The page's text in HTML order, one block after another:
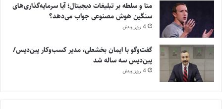
متا و سلطه بر تبلیغات دیجیتال؛ آیا سرمایه‌گذاری‌های
سنگین هوش مصنوعی جواب می‌دهد؟
4 روز پیش
گفت‌وگو با ایمان بخشعلی، مدیر کسب‌وکار پین‌دیس/
پین‌دیس سه ساله شد
4 روز پیش